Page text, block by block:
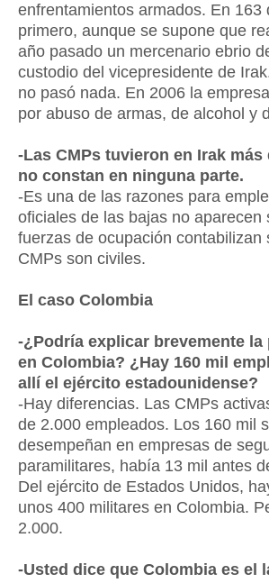
enfrentamientos armados. En
primero, aunque se supone que
año pasado un mercenario ebrio
custodio del vicepresidente de
no pasó nada. En 2006 la
por abuso de armas, de alcohol y
-Las CMPs tuvieron en Irak
no constan en ninguna parte.
-Es una de las razones para
oficiales de las bajas no aparecen
fuerzas de ocupación
CMPs son civiles.
El caso Colombia
-¿Podría explicar brevemente
en Colombia? ¿Hay 160 mil
allí el ejército estadounidense?
-Hay diferencias. Las CMPs
de 2.000 empleados. Los 160 mil
desempeñan en empresas de
paramilitares, había 13 mil antes
Del ejército de Estados Unidos,
unos 400 militares en Colombia.
2.000.
-Usted dice que Colombia es el